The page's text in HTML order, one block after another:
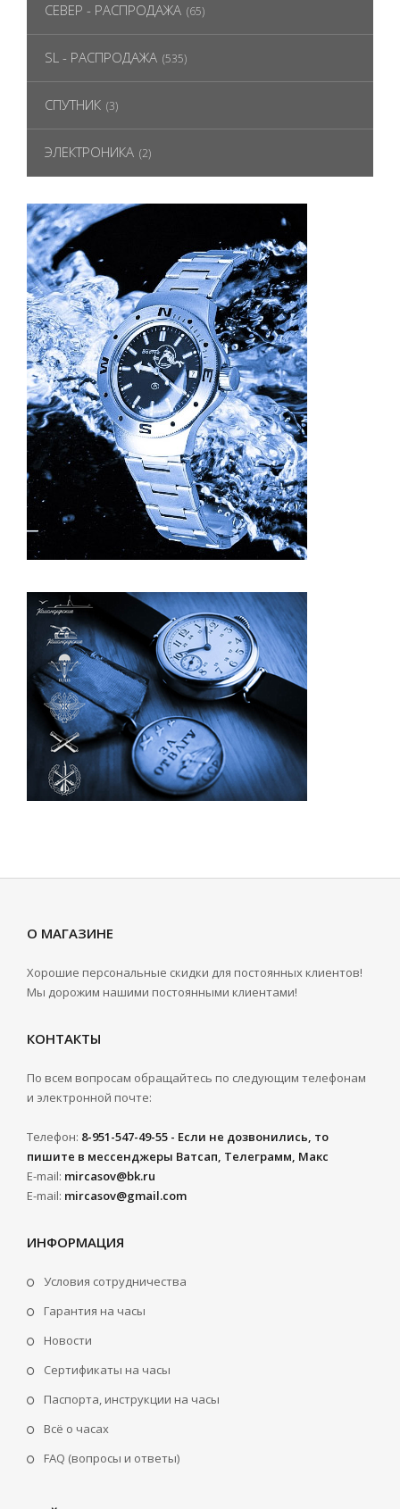
СЕВЕР - РАСПРОДАЖА (65)
SL - РАСПРОДАЖА (535)
СПУТНИК (3)
ЭЛЕКТРОНИКА (2)
О МАГАЗИНЕ
Хорошие персональные скидки для постоянных клиентов!
Мы дорожим нашими постоянными клиентами!
КОНТАКТЫ
По всем вопросам обращайтесь по следующим телефонам
и электронной почте:
Телефон: 8-951-547-49-55 - Если не дозвонились, то
пишите в мессенджеры Ватсап, Телеграмм, Макс
E-mail: mircasov@bk.ru
E-mail: mircasov@gmail.com
ИНФОРМАЦИЯ
Условия сотрудничества
Гарантия на часы
Новости
Сертификаты на часы
Паспорта, инструкции на часы
Всё о часах
FAQ (вопросы и ответы)